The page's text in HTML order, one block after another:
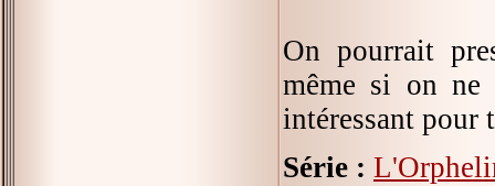
On pourrait
même si on ne
intéressant pour
Série :